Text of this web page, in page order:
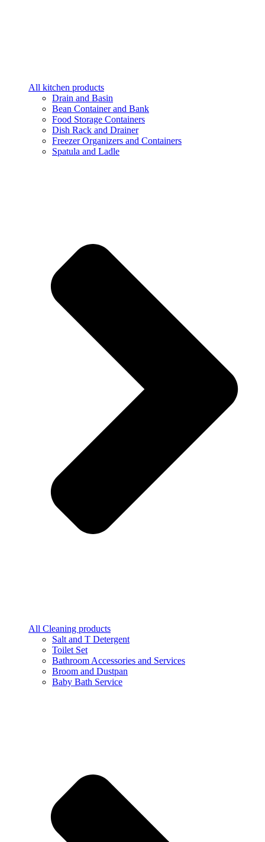
All kitchen products
Drain and Basin
Bean Container and Bank
Food Storage Containers
Dish Rack and Drainer
Freezer Organizers and Containers
Spatula and Ladle
All Cleaning products
Salt and T Detergent
Toilet Set
Bathroom Accessories and Services
Broom and Dustpan
Baby Bath Service